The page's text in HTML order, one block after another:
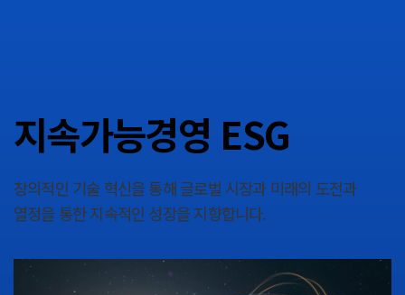
지속가능경영 ESG
창의적인 기술 혁신을 통해 글로벌 시장과 미래의 도전과
열정을 통한 지속적인 성장을 지향합니다.